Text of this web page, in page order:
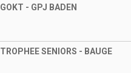
GOKT - GPJ BADEN
TROPHEE SENIORS - BAUGE